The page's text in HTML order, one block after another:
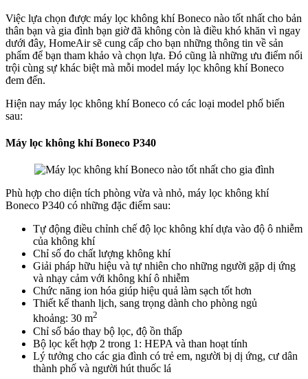
Việc lựa chọn được máy lọc không khí Boneco nào tốt nhất cho bản
thân bạn và gia đình bạn giờ đã không còn là điều khó khăn vì ngay
dưới đây, HomeAir sẽ cung cấp cho bạn những thông tin về sản
phẩm để bạn tham khảo và chọn lựa. Đó cũng là những ưu điểm nổi
trội cùng sự khác biệt mà mỗi model máy lọc không khí Boneco
đem đến.
Hiện nay máy lọc không khí Boneco có các loại model phổ biến
sau:
Máy lọc không khí Boneco P340
Phù hợp cho diện tích phòng vừa và nhỏ, máy lọc không khí
Boneco P340 có những đặc điểm sau:
Tự động điều chỉnh chế độ lọc không khí dựa vào độ ô nhiễm
của không khí
Chỉ số đo chất lượng không khí
Giải pháp hữu hiệu và tự nhiên cho những người gặp dị ứng
và nhạy cảm với không khí ô nhiễm
Chức năng ion hóa giúp hiệu quả làm sạch tốt hơn
Thiết kế thanh lịch, sang trọng dành cho phòng ngủ
khoảng: 30 m2
Chỉ số báo thay bộ lọc, độ ồn thấp
Bộ lọc kết hợp 2 trong 1: HEPA và than hoạt tính
Lý tưởng cho các gia đình có trẻ em, người bị dị ứng, cư dân
thành phố và người hút thuốc lá